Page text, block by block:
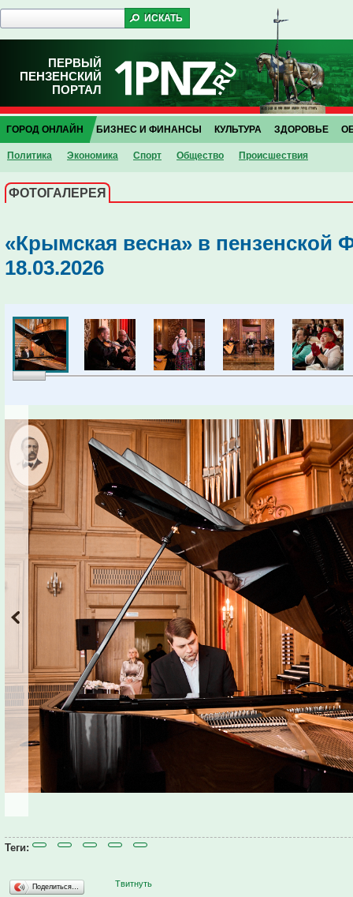
ПЕРВЫЙ
ПЕНЗЕНСКИЙ
ПОРТАЛ
ГОРОД ОНЛАЙН
Политика Экономика Спорт Общество Проиcшествия
БИЗНЕС И ФИНАНСЫ КУЛЬТУРА ЗДОРОВЬЕ
ФОТОГАЛЕРЕЯ
«Крымская весна» в пензенской
18.03.2026
Теги:
Поделиться… Твитнуть